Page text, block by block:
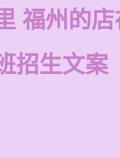
福州的
招生文案